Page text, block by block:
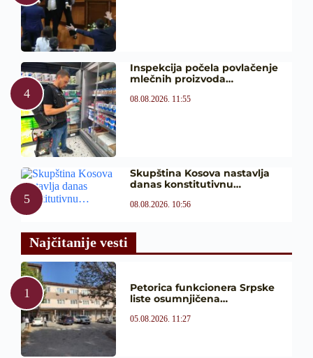
Inspekcija počela povlačenje
mlečnih proizvoda…
08.08.2026. 11:55
Skupština Kosova nastavlja
danas konstitutivnu…
08.08.2026. 10:56
Najčitanije vesti
Petorica funkcionera Srpske
liste osumnjičena…
05.08.2026. 11:27